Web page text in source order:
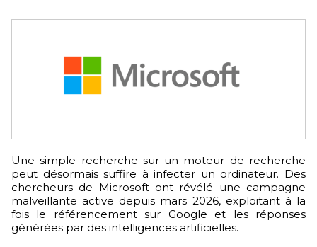
Une simple recherche sur un moteur de recherche
peut désormais suffire à infecter un ordinateur. Des
chercheurs de Microsoft ont révélé une campagne
malveillante active depuis mars 2026, exploitant à la
fois le référencement sur Google et les réponses
générées par des intelligences artificielles.